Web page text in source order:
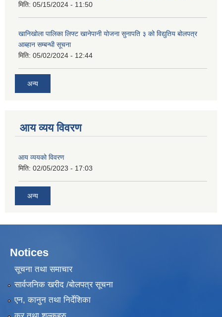
मिति: 05/15/2024 - 11:50
खानिखोला पालिका लिफ्ट खानेपानी योजना सुनापति ३ को विद्युतिय बोलपत्र
आब्हान सम्बन्धी सूचना
मिति: 05/02/2024 - 12:44
अन्य
आय व्यय विवरण
आय व्ययको विवरण
मिति: 02/05/2023 - 17:03
अन्य
Notices
सूचना तथा समाचार
सार्वजनिक खरीद /बोलपत्र सूचना
एन, कानुन तथा निर्देशिका